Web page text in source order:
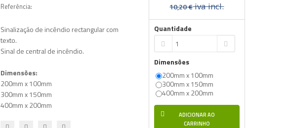
Referência:
Sinalização de incêndio rectangular com
texto.
Sinal de central de incêndio.
Dimensões:
200mm x 100mm
300mm x 150mm
400mm x 200mm
10,20 €iva incl.
Quantidade
Dimensões
200mm x 100mm
300mm x 150mm
400mm x 200mm
ADICIONAR AO
CARRINHO